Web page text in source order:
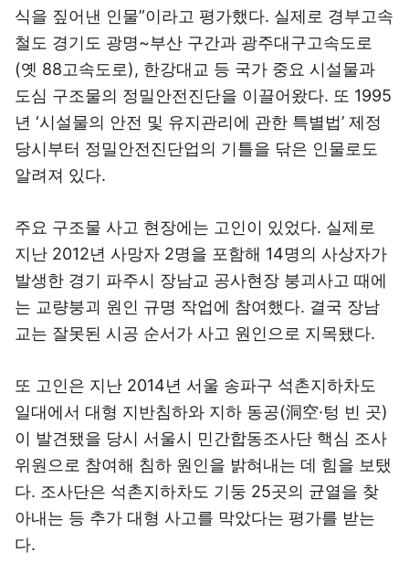
식을 짚어낸 인물”이라고 평가했다. 실제로 경부고속
철도 경기도 광명~부산 구간과 광주대구고속도로
(옛 88고속도로), 한강대교 등 국가 중요 시설물과
도심 구조물의 정밀안전진단을 이끌어왔다. 또 1995
년 ‘시설물의 안전 및 유지관리에 관한 특별법’ 제정
당시부터 정밀안전진단업의 기틀을 닦은 인물로도
알려져 있다.
주요 구조물 사고 현장에는 고인이 있었다. 실제로
지난 2012년 사망자 2명을 포함해 14명의 사상자가
발생한 경기 파주시 장남교 공사현장 붕괴사고 때에
는 교량붕괴 원인 규명 작업에 참여했다. 결국 장남
교는 잘못된 시공 순서가 사고 원인으로 지목됐다.
또 고인은 지난 2014년 서울 송파구 석촌지하차도
일대에서 대형 지반침하와 지하 동공(洞空·텅 빈 곳)
이 발견됐을 당시 서울시 민간합동조사단 핵심 조사
위원으로 참여해 침하 원인을 밝혀내는 데 힘을 보탰
다. 조사단은 석촌지하차도 기둥 25곳의 균열을 찾
아내는 등 추가 대형 사고를 막았다는 평가를 받는
다.